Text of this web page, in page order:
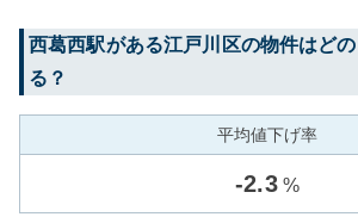
西葛西駅がある江戸川区の物件はど
る？
平均値下げ率
-2.3 %